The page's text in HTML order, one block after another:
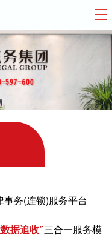
务(连锁)服务平台
据追收”三合一服务模